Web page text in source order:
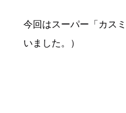
今回はスーパー「カス
いました。）